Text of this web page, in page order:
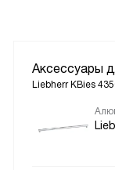
Аксессуары
Liebherr KBies